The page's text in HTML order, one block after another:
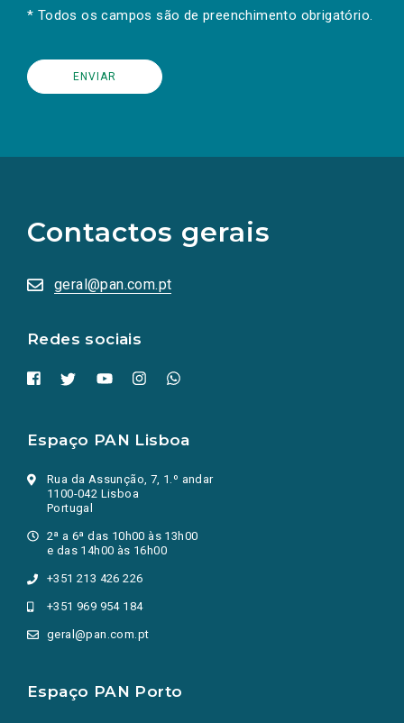
* Todos os campos são de preenchimento obrigatório.
Contactos gerais
geral@pan.com.pt
Redes sociais
redes
sociais
numa
nova
Espaço PAN Lisboa
Rua da Assunção, 7, 1.º andar
1100-042 Lisboa
Portugal
2ª a 6ª das 10h00 às 13h00
e das 14h00 às 16h00
+351 213 426 226
+351 969 954 184
geral@pan.com.pt
Espaço PAN Porto